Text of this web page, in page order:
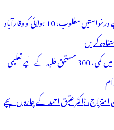
اپولو فارمیسی میں ملازمتوں کے لیے درخواستیں مطلوب، 10 جولائی کو وقارآباد
کریں
شادی کے غیر ضروری اخراجات میں کمی، 300 مستحق طلبہ کے لیے تعلیمی
ڈاکٹر عتیق احمد کے چاروں بچے